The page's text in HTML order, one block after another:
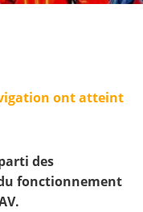
ont atteint
des
fonctionnement